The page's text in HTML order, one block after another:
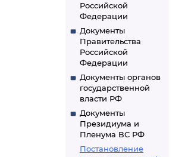
Российской
Федерации
Документы
Правительства
Российской
Федерации
Документы органов
государственной
власти РФ
Документы
Президиума и
Пленума ВС РФ
Постановление